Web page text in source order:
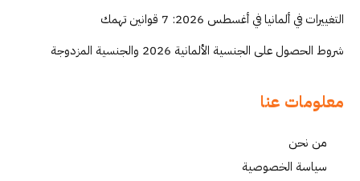
التغييرات في ألمانيا في أغسطس 2026: 7 قوانين تهمك
شروط الحصول على الجنسية الألمانية 2026 والجنسية المزدوجة
معلومات عنا
من نحن
سياسة الخصوصية